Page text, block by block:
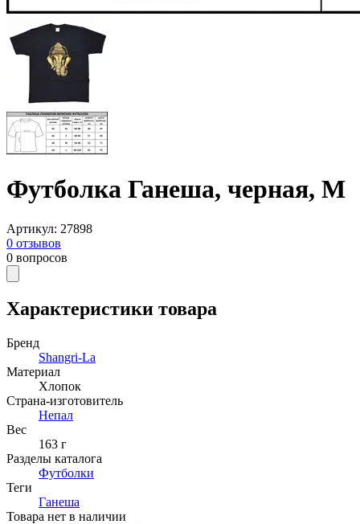
Футболка Ганеша, черная, M
Артикул: 27898
0 отзывов
0 вопросов
Характеристики товара
Бренд
Shangri-La
Материал
Хлопок
Страна-изготовитель
Непал
Вес
163 г
Разделы каталога
Футболки
Теги
Ганеша
Товара нет в наличии